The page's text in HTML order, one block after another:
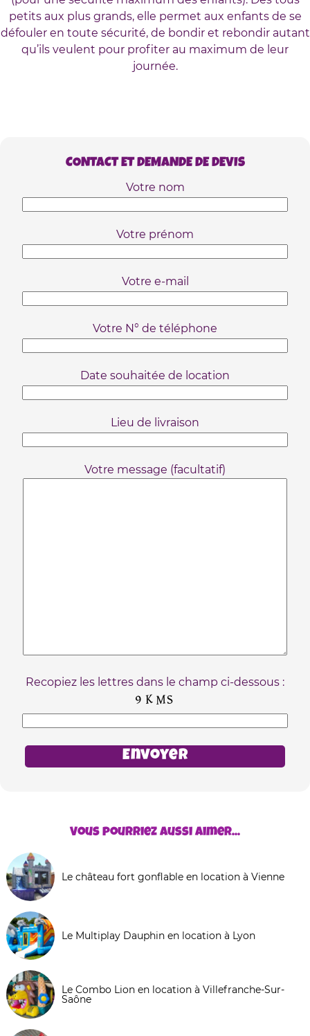
petits aux plus grands, elle permet aux enfants de se
défouler en toute sécurité, de bondir et rebondir autant
qu’ils veulent pour profiter au maximum de leur
journée.
CONTACT ET DEMANDE DE DEVIS
Votre nom
Votre prénom
Votre e-mail
Votre N° de téléphone
Date souhaitée de location
Lieu de livraison
Votre message (facultatif)
Recopiez les lettres dans le champ ci-dessous :
Vous pourriez aussi aimer...
Le château fort gonflable en location à Vienne
Le Multiplay Dauphin en location à Lyon
Le Combo Lion en location à Villefranche-Sur-
Saône